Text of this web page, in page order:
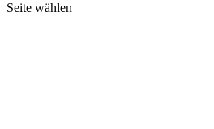
Seite wählen